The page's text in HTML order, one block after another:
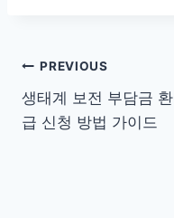
글
탐
PREVIOUS
생태계 보전 부담금 환
급 신청 방법 가이드